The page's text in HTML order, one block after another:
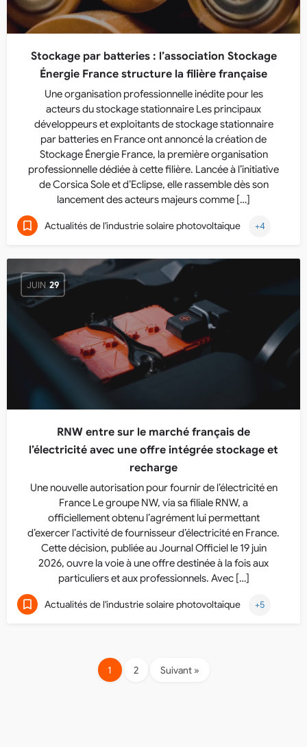
Stockage par batteries : l’association Stockage
Énergie France structure la filière française
Une organisation professionnelle inédite pour les
acteurs du stockage stationnaire Les principaux
développeurs et exploitants de stockage stationnaire
par batteries en France ont annoncé la création de
Stockage Énergie France, la première organisation
professionnelle dédiée à cette filière. Lancée à l’initiative
de Corsica Sole et d’Eclipse, elle rassemble dès son
lancement des acteurs majeurs comme […]
Actualités de l'industrie solaire photovoltaïque +4
JUIN 29
RNW entre sur le marché français de
l’électricité avec une offre intégrée stockage et
recharge
Une nouvelle autorisation pour fournir de l’électricité en
France Le groupe NW, via sa filiale RNW, a
officiellement obtenu l’agrément lui permettant
d’exercer l’activité de fournisseur d’électricité en France.
Cette décision, publiée au Journal Officiel le 19 juin
2026, ouvre la voie à une offre destinée à la fois aux
particuliers et aux professionnels. Avec […]
Actualités de l'industrie solaire photovoltaïque +5
1 2 Suivant »